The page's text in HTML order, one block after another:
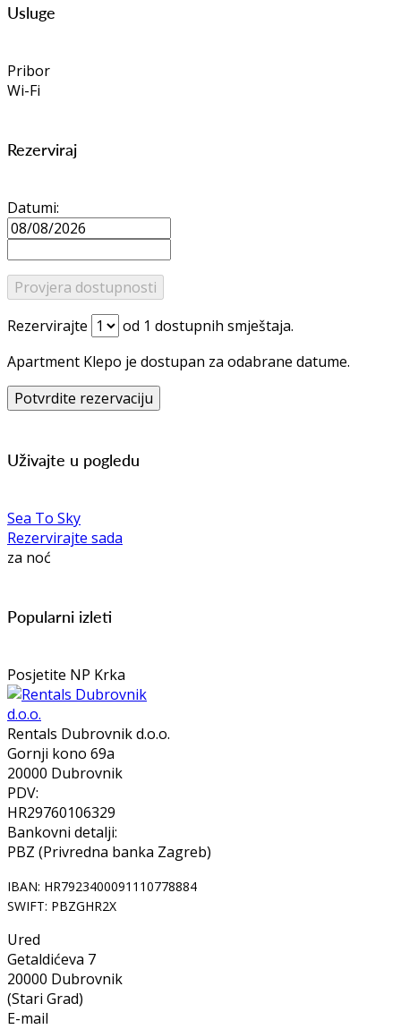
Usluge
Pribor
Wi-Fi
Rezerviraj
Datumi:
Rezervirajte od 1 dostupnih smještaja.
Apartment Klepo je dostupan za odabrane datume.
Uživajte u pogledu
Sea To Sky
Rezervirajte sada
za noć
Popularni izleti
Posjetite NP Krka
Rentals Dubrovnik d.o.o.
Gornji kono 69a
20000 Dubrovnik
PDV:
HR29760106329
Bankovni detalji:
PBZ (Privredna banka Zagreb)
IBAN: HR7923400091110778884
SWIFT: PBZGHR2X
Ured
Getaldićeva 7
20000 Dubrovnik
(Stari Grad)
E-mail